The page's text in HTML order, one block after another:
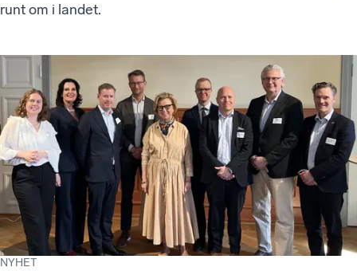
runt om i landet.
NYHET